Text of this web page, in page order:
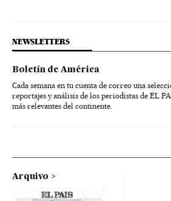
NEWSLETTERS
Boletín de América
Cada semana en tu cuenta de correo una
reportajes y análisis de los periodistas de EL
más relevantes del continente.
Arquivo